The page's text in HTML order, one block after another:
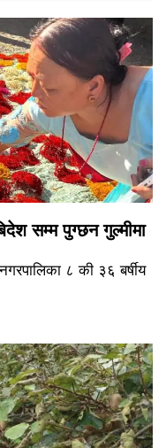
सम्म पुग्छन गुल्मीमा
८ की ३६ बर्षीय